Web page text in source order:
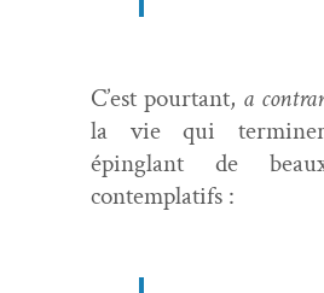
C’est pour­tant, a
la vie qui
épinglant de
contemplatifs :